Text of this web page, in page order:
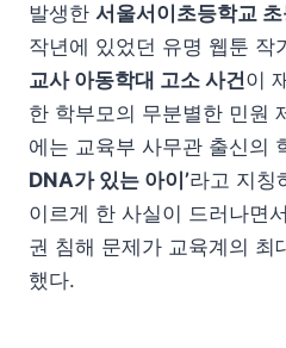
발생한 서울서이초등학교
작년에 있었던 유명 웹툰 작
교사 아동학대 고소 사건이
한 학부모의 무분별한 민원
에는 교육부 사무관 출신의
DNA가 있는 아이’라고 지칭
이르게 한 사실이 드러나면
권 침해 문제가 교육계의 최
했다.